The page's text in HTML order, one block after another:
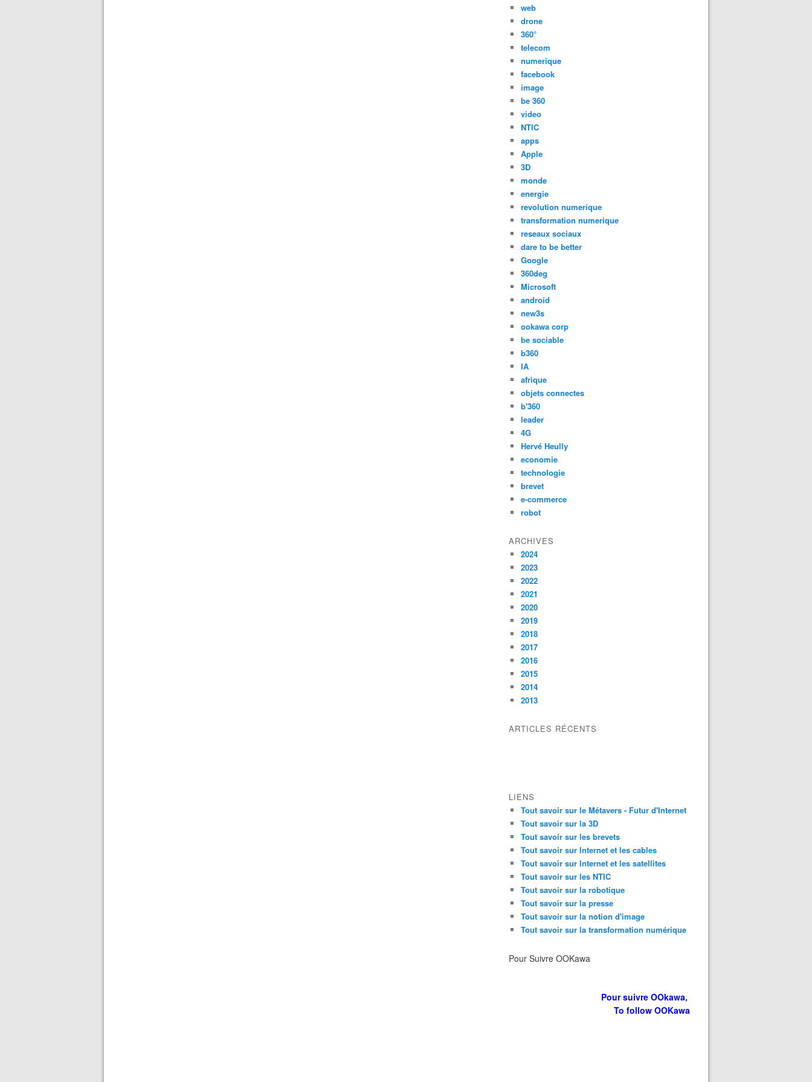
web
drone
360°
telecom
numerique
facebook
image
be 360
video
NTIC
apps
Apple
3D
monde
energie
revolution numerique
transformation numerique
reseaux sociaux
dare to be better
Google
360deg
Microsoft
android
new3s
ookawa corp
be sociable
b360
IA
afrique
objets connectes
b'360
leader
4G
Hervé Heully
economie
technologie
brevet
e-commerce
robot
ARCHIVES
2024
2023
2022
2021
2020
2019
2018
2017
2016
2015
2014
2013
ARTICLES RÉCENTS
LIENS
Tout savoir sur le Métavers - Futur d'Internet
Tout savoir sur la 3D
Tout savoir sur les brevets
Tout savoir sur Internet et les cables
Tout savoir sur Internet et les satellites
Tout savoir sur les NTIC
Tout savoir sur la robotique
Tout savoir sur la presse
Tout savoir sur la notion d'image
Tout savoir sur la transformation numérique
Pour Suivre OOKawa
Pour suivre OOkawa,
To follow OOKawa